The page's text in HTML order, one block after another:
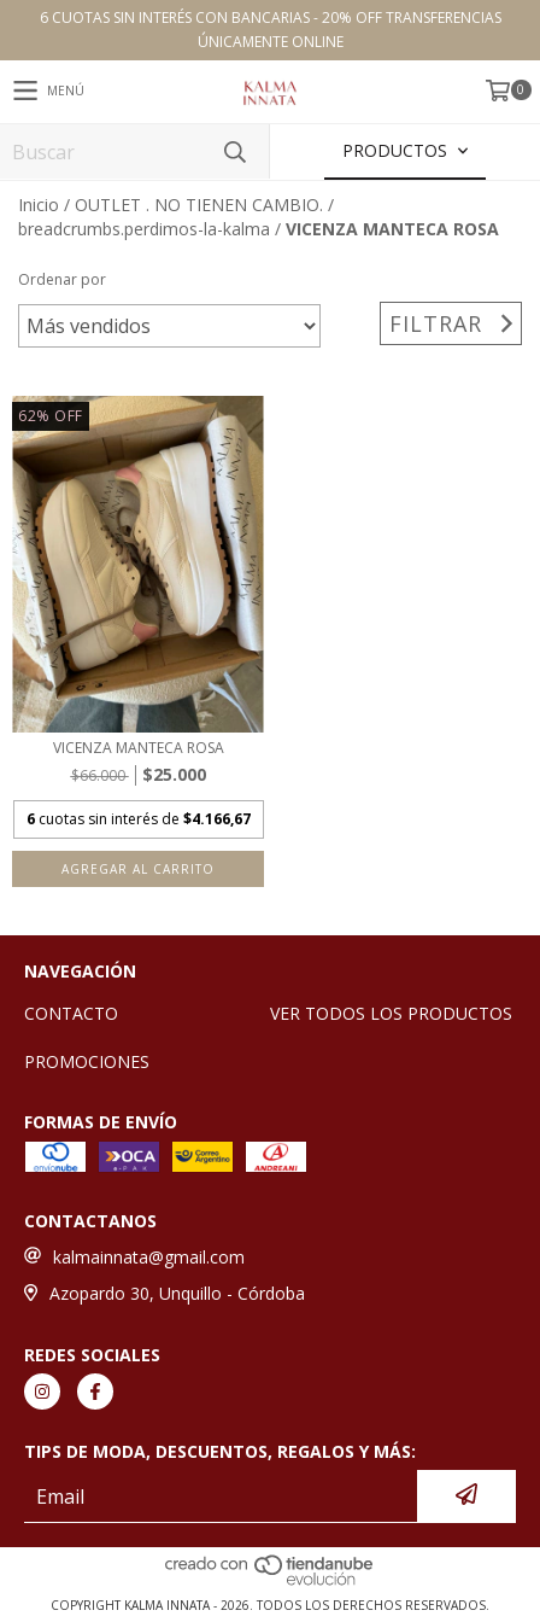
6 CUOTAS SIN INTERÉS CON BANCARIAS - 20% OFF TRANSFERENCIAS
ÚNICAMENTE ONLINE
MENÚ 0
PRODUCTOS
Inicio / OUTLET . NO TIENEN CAMBIO. /
breadcrumbs.perdimos-la-kalma / VICENZA MANTECA ROSA
Ordenar por
FILTRAR
62% OFF
VICENZA MANTECA ROSA
$66.000
$25.000
6 cuotas sin interés de $4.166,67
AGREGAR AL CARRITO
NAVEGACIÓN
CONTACTO
VER TODOS LOS PRODUCTOS
PROMOCIONES
FORMAS DE ENVÍO
CONTACTANOS
kalmainnata@gmail.com
Azopardo 30, Unquillo - Córdoba
REDES SOCIALES
TIPS DE MODA, DESCUENTOS, REGALOS Y MÁS:
COPYRIGHT KALMA INNATA - 2026. TODOS LOS DERECHOS RESERVADOS.